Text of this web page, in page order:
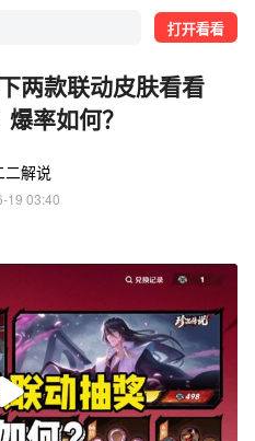
打开看看
两款联动皮肤看看
率如何？
二解说
19 03:40